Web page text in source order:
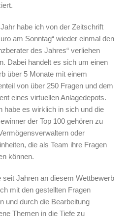
habe ich von der Zeitschrift
am Sonntag“ wieder einmal den
des Jahres“ verliehen
Dabei handelt es sich um einen
über 5 Monate mit einem
von über 250 Fragen und dem
eines virtuellen Anlagedepots.
habe es wirklich in sich und die
der Top 100 gehören zu
oder
die als Team ihre Fragen
können.
seit Jahren an diesem Wettbewerb
mit den gestellten Fragen
und durch die Bearbeitung
Themen in die Tiefe zu